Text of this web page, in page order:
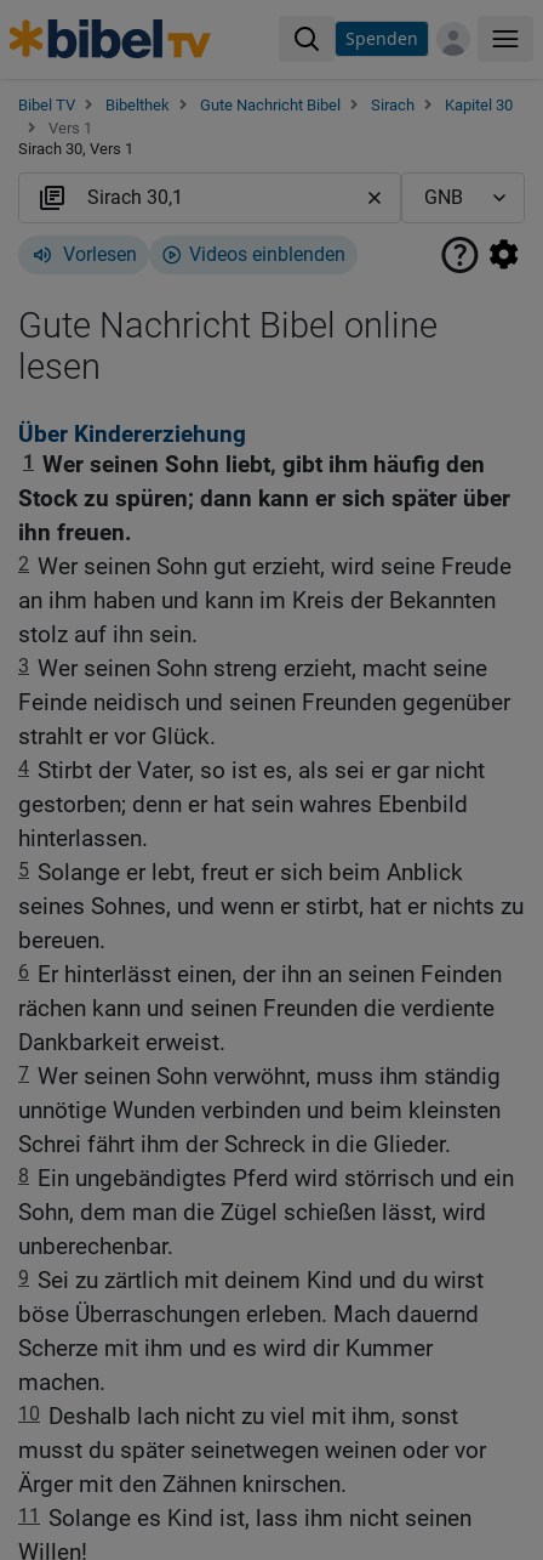
Spenden
Bibel TV Bibelthek Gute Nachricht Bibel Sirach
Kapitel 30
Vers 1
Sirach 30, Vers 1
Vorlesen Videos einblenden
Gute Nachricht Bibel online
lesen
Über Kindererziehung
1 Wer seinen Sohn liebt, gibt ihm häufig den
Stock zu spüren; dann kann er sich später über
ihn freuen.
2 Wer seinen Sohn gut erzieht, wird seine Freude
an ihm haben und kann im Kreis der Bekannten
stolz auf ihn sein.
3 Wer seinen Sohn streng erzieht, macht seine
Feinde neidisch und seinen Freunden gegenüber
strahlt er vor Glück.
4 Stirbt der Vater, so ist es, als sei er gar nicht
gestorben; denn er hat sein wahres Ebenbild
hinterlassen.
5 Solange er lebt, freut er sich beim Anblick
seines Sohnes, und wenn er stirbt, hat er nichts zu
bereuen.
6 Er hinterlässt einen, der ihn an seinen Feinden
rächen kann und seinen Freunden die verdiente
Dankbarkeit erweist.
7 Wer seinen Sohn verwöhnt, muss ihm ständig
unnötige Wunden verbinden und beim kleinsten
Schrei fährt ihm der Schreck in die Glieder.
8 Ein ungebändigtes Pferd wird störrisch und ein
Sohn, dem man die Zügel schießen lässt, wird
unberechenbar.
9 Sei zu zärtlich mit deinem Kind und du wirst
böse Überraschungen erleben. Mach dauernd
Scherze mit ihm und es wird dir Kummer
machen.
10 Deshalb lach nicht zu viel mit ihm, sonst
musst du später seinetwegen weinen oder vor
Ärger mit den Zähnen knirschen.
11
Solange es Kind ist, lass ihm nicht seinen
Willen!